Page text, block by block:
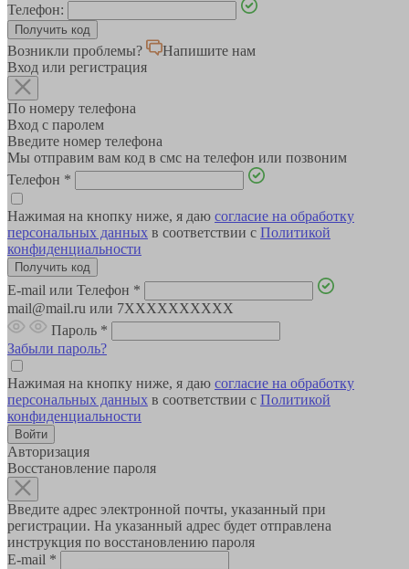
Телефон:
Возникли проблемы?
Напишите нам
Вход или регистрация
По номеру телефона
Вход с паролем
Введите номер телефона
Мы отправим вам код в смс на телефон или позвоним
Телефон *
Нажимая на кнопку ниже, я даю согласие на обработку
персональных данных в соответствии с Политикой
конфиденциальности
E-mail или Телефон *
mail@mail.ru или 7XXXXXXXXXX
Пароль *
Забыли пароль?
Нажимая на кнопку ниже, я даю согласие на обработку
персональных данных в соответствии с Политикой
конфиденциальности
Авторизация
Восстановление пароля
Введите адрес электронной почты, указанный при
регистрации. На указанный адрес будет отправлена
инструкция по восстановлению пароля
E-mail *